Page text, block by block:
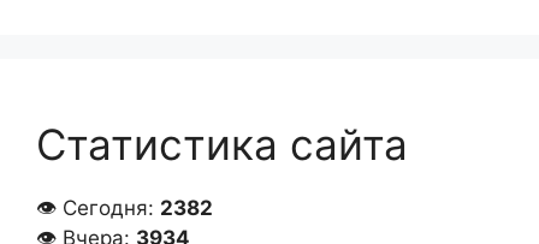
Статистика сайта
👁 Сегодня: 2382
👁 Вчера: 3934